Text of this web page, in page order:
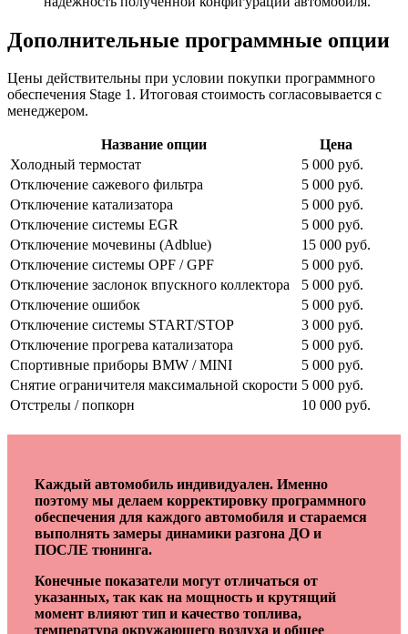
Дополнительные программные опции
Цены действительны при условии покупки программного
обеспечения Stage 1. Итоговая стоимость согласовывается с
менеджером.
Название опции
Цена
Холодный термостат
5 000 руб.
Отключение сажевого фильтра
5 000 руб.
Отключение катализатора
5 000 руб.
Отключение системы EGR
5 000 руб.
Отключение мочевины (Adblue)
15 000 руб.
Отключение системы OPF / GPF
5 000 руб.
Отключение заслонок впускного коллектора
5 000 руб.
Отключение ошибок
5 000 руб.
Отключение системы START/STOP
3 000 руб.
Отключение прогрева катализатора
5 000 руб.
Спортивные приборы BMW / MINI
5 000 руб.
Снятие ограничителя максимальной скорости 5 000 руб.
Отстрелы / попкорн
10 000 руб.
Каждый автомобиль индивидуален. Именно
поэтому мы делаем корректировку программного
обеспечения для каждого автомобиля и стараемся
выполнять замеры динамики разгона ДО и
ПОСЛЕ тюнинга.
Конечные показатели могут отличаться от
указанных, так как на мощность и крутящий
момент влияют тип и качество топлива,
температура окружающего воздуха и общее